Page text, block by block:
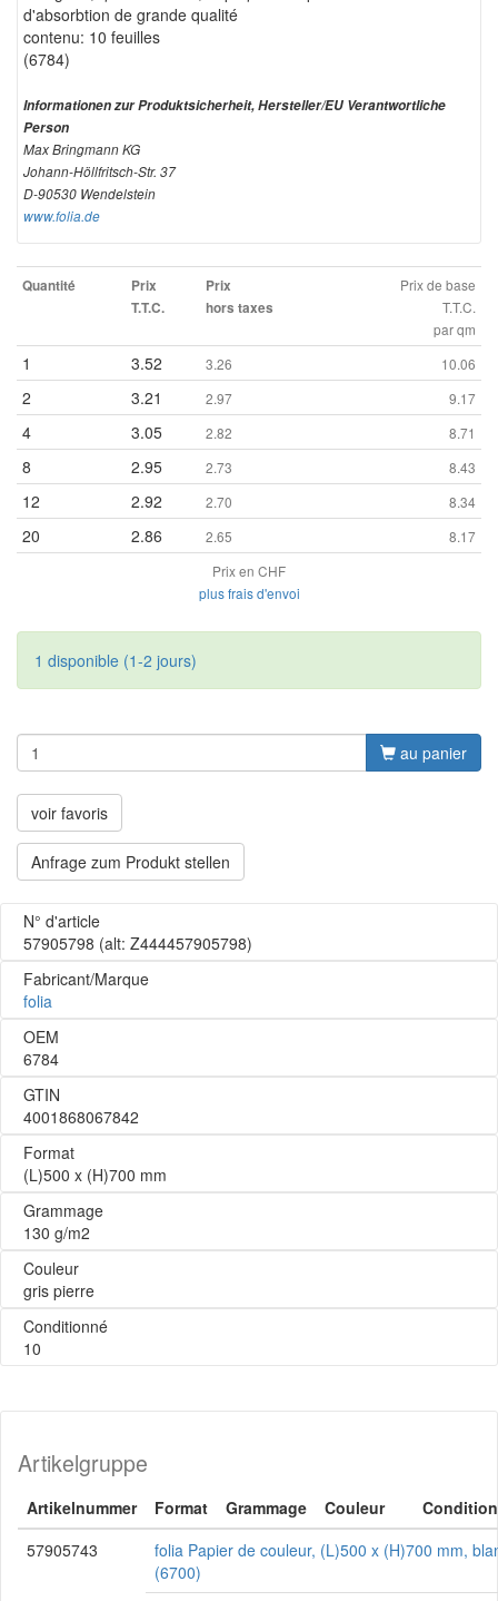
d'absorbtion de grande qualité
contenu: 10 feuilles
(6784)
Informationen zur Produktsicherheit, Hersteller/EU Verantwortliche
Person
Max Bringmann KG
Johann-Höllfritsch-Str. 37
D-90530 Wendelstein
www.folia.de
Quantité
Prix
T.T.C.
Prix
hors taxes
Prix de base
T.T.C.
par qm
1 3.52 3.26 10.06
2 3.21 2.97 9.17
4 3.05 2.82 8.71
8 2.95 2.73 8.43
12 2.92 2.70 8.34
20 2.86 2.65
8.17
Prix en CHF
plus frais d'envoi
1 disponible (1-2 jours)
au panier
voir favoris
Anfrage zum Produkt stellen
N° d'article
57905798 (alt: Z444457905798)
Fabricant/Marque
folia
OEM
6784
GTIN
4001868067842
Format
(L)500 x (H)700 mm
Grammage
130 g/m2
Couleur
gris pierre
Conditionné
10
Artikelgruppe
Artikelnummer Format Grammage Couleur
57905743
folia Papier de couleur, (L)500 x (H)700 mm,
(6700)